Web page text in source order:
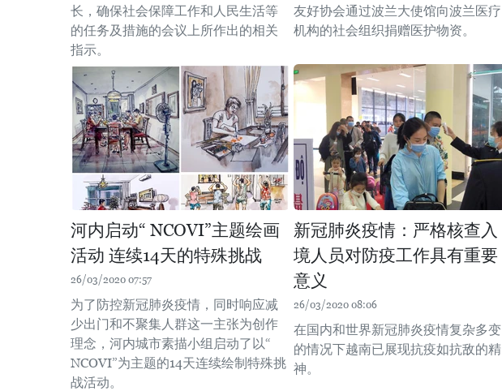
长，确保社会保障工作和人民生活等
的任务及措施的会议上所作出的相关
指示。
友好协会通过波兰大使馆向波兰医疗
机构的社会组织捐赠医护物资。
河内启动“ NCOVI”主题绘画
活动 连续14天的特殊挑战
26/03/2020 07:57
为了防控新冠肺炎疫情，同时响应减
少出门和不聚集人群这一主张为创作
理念，河内城市素描小组启动了以“
NCOVI”为主题的14天连续绘制特殊挑
战活动。
新冠肺炎疫情：严格核查入
境人员对防疫工作具有重要
意义
26/03/2020 08:06
在国内和世界新冠肺炎疫情复杂多变
的情况下越南已展现抗疫如抗敌的精
神。